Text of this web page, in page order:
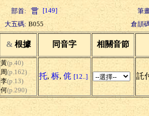
部首: [149]
筆
大五碼: B055 倉頡
& 根據 同音字 相關音節
黃(p.40)
周(p.162)
李(p.13)
何(p.290)
托, 柝, 侂 [12..] 託